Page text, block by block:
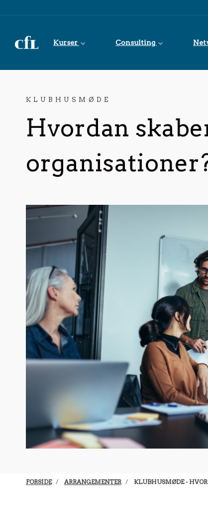
Kurser Consulting
KLUBHUSMØDE
Hvordan
FORSIDE ARRANGEMENTER KLUBHUSMØDE -